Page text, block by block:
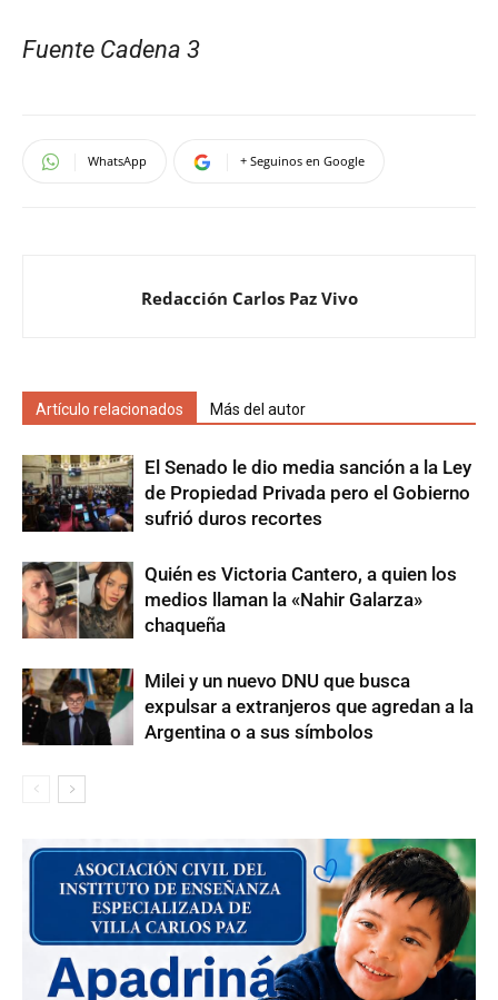
Fuente Cadena 3
WhatsApp + Seguinos en Google
Redacción Carlos Paz Vivo
Artículo relacionados Más del autor
El Senado le dio media sanción a la Ley
de Propiedad Privada pero el Gobierno
sufrió duros recortes
Quién es Victoria Cantero, a quien los
medios llaman la «Nahir Galarza»
chaqueña
Milei y un nuevo DNU que busca
expulsar a extranjeros que agredan a la
Argentina o a sus símbolos